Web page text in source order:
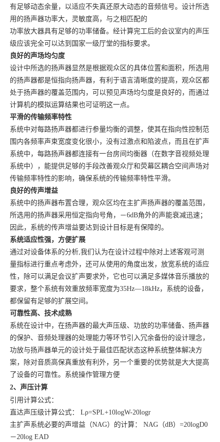
有足够动态余量，以适应不失真还原大动态的音频信号。设计所选
用的扬声器功率大，灵敏度高，与之相匹配的
功率放大器具有足够的功率储备。经计算完工后的会议室内的声压
级应该完全可以达到国家一级厅堂的指标要求。
良好的声场均匀度
设计中所选的扬声器显然是根据观众区的具体位置和面积，所选用
的扬声器都是恒指向扬声器，有利于语言清晰度的提高，观众区都
处于扬声器的覆盖范围内，可以预见声场均匀度是良好的，而通过
计算机的模拟运算结果也可证明这一点。
平滑的传输频率特性
系统中对每路扬声器都进行参量均衡的调整，使其在指向性控制范
围内各频率声束宽度变化很小，没有过激点和陷波点，而且在扩声
系统中，每路扬声器都连接有一台房间均衡器（在数字音视频处理
系统中），能提供足够的手段改善观众厅和荧幕区耦合空间声场对
传输频率特性的影响，确保系统的传输频率特性平滑。
良好的传声增益
系统中的扬声器布置合理，观众区均在主扩声扬声器的覆盖范围，
所选用的扬声器采用恒定指向号角，－6dB角外的声能衰减迅速；
因此，系统的传声增益要达到设计目标是有保障的。
系统适应性强，方便扩展
通过对设备体系的分析,我们认为在设计过程中除对上述客观可测
量指标进行重点考虑外，还可从使用的角度出发，放宽系统的适应
性，除可以满足会议扩声要求外，它也可以满足多媒体音乐播放的
要求，整个系统有效重放频率宽度为35Hz—18kHz，系统的设备，
都保留有足够的扩展空间。
可靠性高、技术成熟
系统在设计中，在扬声器的最大声压级、功放的功率储备、扬声器
的保护、音频处理器的处理能力等环节引入冗余备份的设计理念，
功放与扬声器单元的设计处于最佳匹配状态这种系统整体解决方
案，除对音质高保真重放有利外，另一个重要的优势就是大大提高
了设备的可靠性。系统操作管理方便
2、声压计算
引用计算公式：
直达声压级计算公式：
Lρ=SPL+10logW-20logr
主扩声系统必要的声增益（NAG）的计算： NAG（dB）=20logD0
－20log EAD